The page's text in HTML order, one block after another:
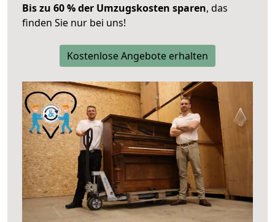
Bis zu 60 % der Umzugskosten sparen, das
finden Sie nur bei uns!
Kostenlose Angebote erhalten